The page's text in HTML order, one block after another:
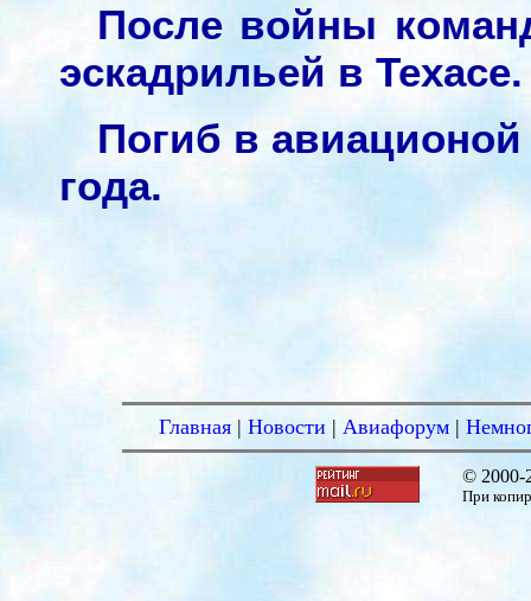
После войны
эскадрильей в Техасе.
Погиб в
года.
Главная | Новости | Авиафорум |
© 2000-
При